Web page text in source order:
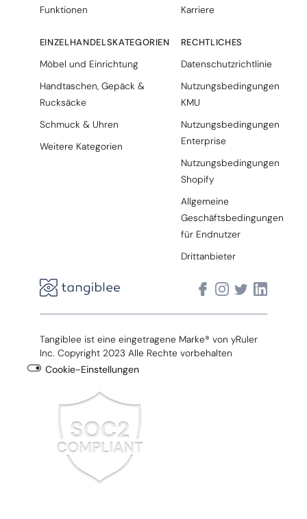
Funktionen
EINZELHANDELSKATEGORIEN
Möbel und Einrichtung
Handtaschen, Gepäck &
Rucksäcke
Schmuck & Uhren
Weitere Kategorien
Karriere
RECHTLICHES
Datenschutzrichtlinie
Nutzungsbedingungen
KMU
Nutzungsbedingungen
Enterprise
Nutzungsbedingungen
Shopify
Allgemeine
Geschäftsbedingungen
für Endnutzer
Drittanbieter
Tangiblee ist eine eingetragene Marke® von yRuler
Inc. Copyright 2023 Alle Rechte vorbehalten
Cookie-Einstellungen